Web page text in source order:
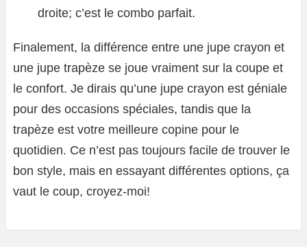
droite; c’est le combo parfait.
Finalement, la différence entre une jupe crayon et
une jupe trapèze se joue vraiment sur la coupe et
le confort. Je dirais qu’une jupe crayon est géniale
pour des occasions spéciales, tandis que la
trapèze est votre meilleure copine pour le
quotidien. Ce n’est pas toujours facile de trouver le
bon style, mais en essayant différentes options, ça
vaut le coup, croyez-moi!